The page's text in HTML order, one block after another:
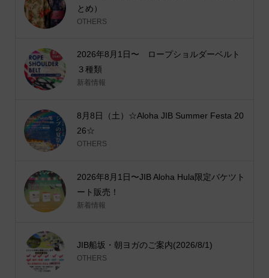
とめ）
OTHERS
2026年8月1日〜 ロープショルダーベルト
３種類
新着情報
8月8日（土）☆Aloha JIB Summer Festa 20
26☆
OTHERS
2026年8月1日〜JIB Aloha Hula限定バケツト
ート販売！
新着情報
JIB船坂・朝ヨガのご案内(2026/8/1)
OTHERS